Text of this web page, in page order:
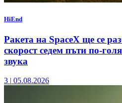
HiEnd
Ракета на SpaceX ще се
скорост седем пъти по-
звука
3 | 05.08.2026